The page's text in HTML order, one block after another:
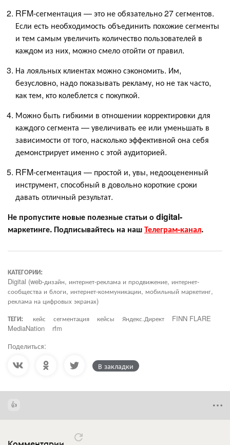
RFM-сегментация — это не обязательно 27 сегментов.
Если есть необходимость объединить похожие сегменты
и тем самым увеличить количество пользователей в
каждом из них, можно смело отойти от правил.
На лояльных клиентах можно сэкономить. Им,
безусловно, надо показывать рекламу, но не так часто,
как тем, кто колеблется с покупкой.
Можно быть гибкими в отношении корректировки для
каждого сегмента — увеличивать ее или уменьшать в
зависимости от того, насколько эффективной она себя
демонстрирует именно с этой аудиторией.
RFM-сегментация — простой и, увы, недооцененный
инструмент, способный в довольно короткие сроки
давать отличный результат.
Не пропустите новые полезные статьи о digital-
маркетинге. Подписывайтесь на нашТелеграм-канал.
КАТЕГОРИИ:
Digital (web-дизайн, интернет-реклама и продвижение, интернет-
сообщества и блоги, интернет-коммуникации, мобильный маркетинг,
реклама на цифровых экранах)
ТЕГИ:
кейс сегментация кейсы Яндекс.Директ
FINN FLARE
MediaNation
rfm
Поделиться:
В закладки